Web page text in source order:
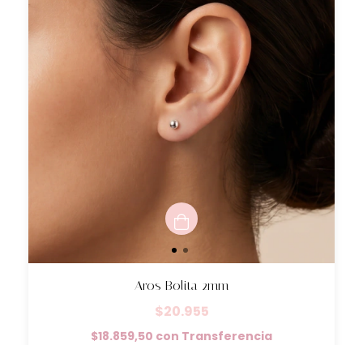
Aros Bolita 2mm
$20.955
$18.859,50 con Transferencia